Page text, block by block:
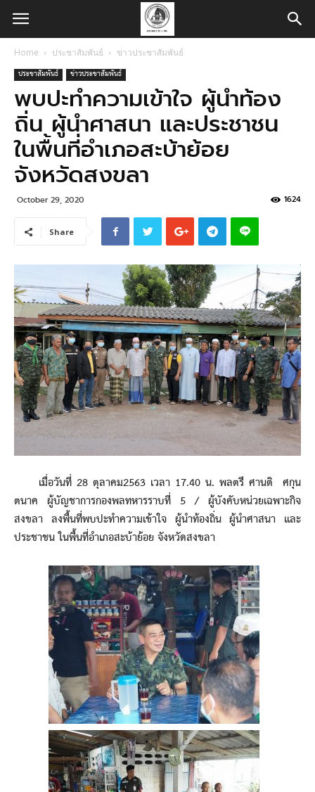
Home ประชาสัมพันธ์ ข่าวประชาสัมพันธ์
ประชาสัมพันธ์ ข่าวประชาสัมพันธ์
พบปะทำความเข้าใจ ผู้นำท้อง
ถิ่น ผู้นำศาสนา และประชาชน
ในพื้นที่อำเภอสะบ้าย้อย
จังหวัดสงขลา
October 29, 2020 1624
Share
เมื่อวันที่ 28 ตุลาคม2563 เวลา 17.40 น. พลตรี ศานติ ศกุน
ตนาค ผู้บัญชาการกองพลทหารราบที่ 5 / ผู้บังคับหน่วยเฉพาะกิจ
สงขลา ลงพื้นที่พบปะทำความเข้าใจ ผู้นำท้องถิ่น ผู้นำศาสนา และ
ประชาชน ในพื้นที่อำเภอสะบ้าย้อย จังหวัดสงขลา